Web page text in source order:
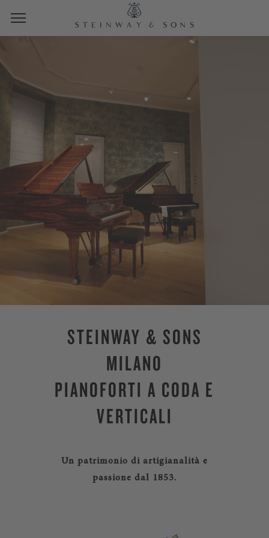
STEINWAY & SONS
MILANO
PIANOFORTI A CODA E
VERTICALI
Un patrimonio di artigianalità e
passione dal 1853.